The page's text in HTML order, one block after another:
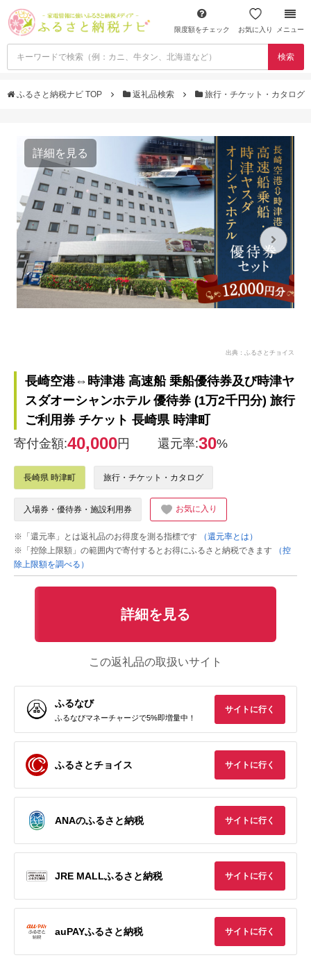
限度額をチェック お気に入り メニュー
検索
ふるさと納税ナビ TOP 返礼品検索 旅行・チケット・カタログ
詳細を見る
出典：ふるさとチョイス
長崎空港⇔時津港 高速船 乗船優待券及び時津ヤ
スダオーシャンホテル 優待券 (1万2千円分) 旅行
ご利用券 チケット 長崎県 時津町
寄付金額:40,000円 還元率:30%
長崎県 時津町 旅行・チケット・カタログ
入場券・優待券・施設利用券 お気に入り
※「還元率」とは返礼品のお得度を測る指標です
（還元率とは）
※「控除上限額」の範囲内で寄付するとお得にふるさと納税できます
（控
除上限額を調べる）
詳細を見る
この返礼品の取扱いサイト
ふるなび
ふるなびマネーチャージで5%即増量中！
サイトに行く
ふるさとチョイス サイトに行く
ANAのふるさと納税 サイトに行く
JRE MALLふるさと納税 サイトに行く
auPAYふるさと納税 サイトに行く